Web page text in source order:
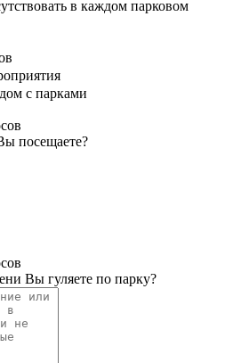
в каждом парковом
с парками
посещаете?
Вы гуляете по парку?